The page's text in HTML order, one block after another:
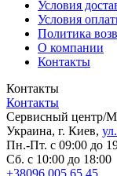
Условия
Условия
Политика
О компании
Контакты
Контакты
Контакты
Сервисный центр/
Украина, г. Киев,
Пн.-Пт. с 09:00 до
Сб. с 10:00 до 18:00
+38096 005 65 45